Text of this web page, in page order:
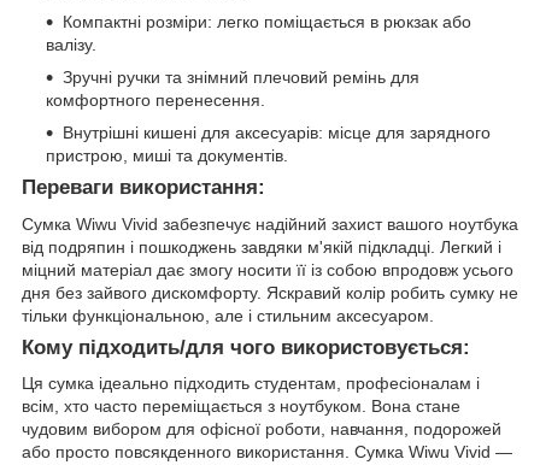
Компактні розміри: легко поміщається в рюкзак або
валізу.
Зручні ручки та знімний плечовий ремінь для
комфортного перенесення.
Внутрішні кишені для аксесуарів: місце для зарядного
пристрою, миші та документів.
Переваги використання:
Сумка Wiwu Vivid забезпечує надійний захист вашого ноутбука
від подряпин і пошкоджень завдяки м'якій підкладці. Легкий і
міцний матеріал дає змогу носити її із собою впродовж усього
дня без зайвого дискомфорту. Яскравий колір робить сумку не
тільки функціональною, але і стильним аксесуаром.
Кому підходить/для чого використовується:
Ця сумка ідеально підходить студентам, професіоналам і
всім, хто часто переміщається з ноутбуком. Вона стане
чудовим вибором для офісної роботи, навчання, подорожей
або просто повсякденного використання. Сумка Wiwu Vivid —